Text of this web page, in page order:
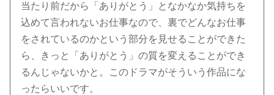
当たり前だから「ありがとう」となかなか気持ちを
込めて言われないお仕事なので、裏でどんなお仕事
をされているのかという部分を見せることができた
ら、きっと「ありがとう」の質を変えることができ
るんじゃないかと。このドラマがそういう作品にな
ったらいいです。